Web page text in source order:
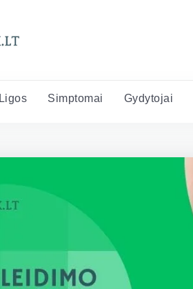
Ligos Simptomai Gydytojai